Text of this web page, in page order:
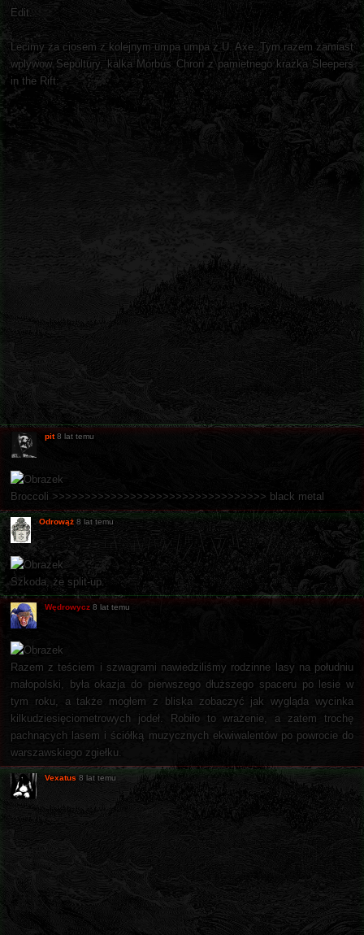
Edit.
Lecimy za ciosem z kolejnym umpa umpa z U. Axe. Tym razem zamiast
wplywow Sepultury, kalka Morbus Chron z pamietnego krazka Sleepers
in the Rift:
pit 8 lat temu
Broccoli >>>>>>>>>>>>>>>>>>>>>>>>>>>>>>>>> black metal
Odrowąż 8 lat temu
Szkoda, że split-up.
Wędrowycz 8 lat temu
Razem z teściem i szwagrami nawiedziliśmy rodzinne lasy na południu
małopolski, była okazja do pierwszego dłuższego spaceru po lesie w
tym roku, a także mogłem z bliska zobaczyć jak wygląda wycinka
kilkudziesięciometrowych jodeł. Robiło to wrażenie, a zatem trochę
pachnących lasem i ściółką muzycznych ekwiwalentów po powrocie do
warszawskiego zgiełku.
Vexatus 8 lat temu